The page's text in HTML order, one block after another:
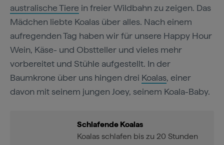
australische Tiere in freier Wildbahn zu zeigen. Das
Mädchen liebte Koalas über alles. Nach einem
aufregenden Tag haben wir für unsere Happy Hour
Wein, Käse- und Obstteller und vieles mehr
vorbereitet und Stühle aufgestellt. In der
Baumkrone über uns hingen drei Koalas, einer
davon mit seinem jungen Joey, seinem Koala-Baby.
Schlafende Koalas
Koalas schlafen bis zu 20 Stunden